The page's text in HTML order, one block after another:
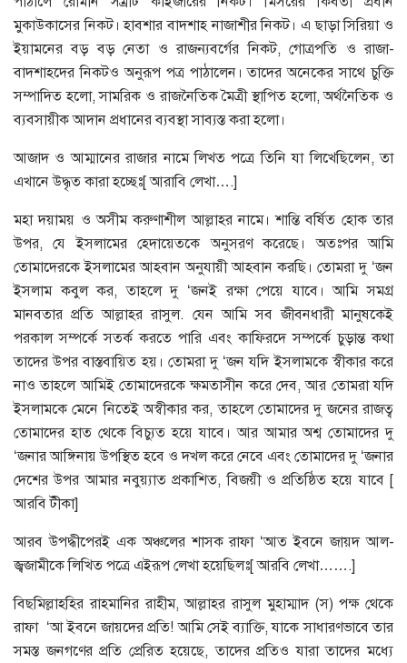
মুকাউকাসের নিকট। হাবশার বাদশাহ নাজাশীর নিকট। এ ছাড়া সিরিয়া ও
ইয়ামনের বড় বড় নেতা ও রাজন্যবর্গের নিকট, গোত্রপতি ও রাজা-
বাদশাহদের নিকটও অনুরূপ পত্র পাঠালেন। তাদের অনেকের সাথে চুক্তি
সম্পাদিত হলো, সামরিক ও রাজনৈতিক মৈত্রী স্থাপিত হলো, অর্থনৈতিক ও
ব্যবসায়ীক আদান প্রধানের ব্যবস্থা সাব্যস্ত করা হলো।
আজাদ ও আম্মানের রাজার নামে লিখত পত্রে তিনি যা লিখেছিলেন, তা
এখানে উদ্ধৃত কারা হচ্ছেঃ[ আরাবি লেখা….]
মহা দয়াময় ও অসীম করুণাশীল আল্লাহর নামে। শান্তি বর্ষিত হোক তার
উপর, যে ইসলামের হেদায়েতকে অনুসরণ করেছে। অতঃপর আমি
তোমাদেরকে ইসলামের আহবান অনুযায়ী আহবান করছি। তোমরা দু ‘জন
ইসলাম কবুল কর, তাহলে দু ‘জনই রক্ষা পেয়ে যাবে। আমি সমগ্র
মানবতার প্রতি আল্লাহর রাসুল. যেন আমি সব জীবনধারী মানুষকেই
পরকাল সম্পর্কে সতর্ক করতে পারি এবং কাফিরদে সম্পর্কে চুড়ান্ত কথা
তাদের উপর বাস্তবায়িত হয়। তোমরা দু ‘জন যদি ইসলামকে স্বীকার করে
নাও তাহলে আমিই তোমাদেরকে ক্ষমতাসীন করে দেব, আর তোমরা যদি
ইসলামকে মেনে নিতেই অস্বীকার কর, তাহলে তোমাদের দু জনের রাজত্ব
তোমাদের হাত থেকে বিচ্যুত হয়ে যাবে। আর আমার অশ্ব তোমাদের দু
‘জনার আঙ্গিনায় উপস্থিত হবে ও দখল করে নেবে এবং তোমাদের দু ‘জনার
দেশের উপর আমার নবুয়্যাত প্রকাশিত, বিজয়ী ও প্রতিষ্ঠিত হয়ে যাবে [
আরবি টীকা]
আরব উপদ্ধীপেরই এক অঞ্চলের শাসক রাফা ‘আত ইবনে জায়দ আল-
জ্বজামীকে লিখিত পত্রে এইরূপ লেখা হয়েছিলঃ[ আরবি লেখা…….]
বিছমিল্লাহহির রাহমানির রাহীম, আল্লাহর রাসুল মুহাম্মাদ (স) পক্ষ থেকে
রাফা ‘আ ইবনে জায়দের প্রতি! আমি সেই ব্যাক্তি, যাকে সাধারণভাবে তার
সমস্ত জনগণের প্রতি প্রেরিত হয়েছে, তাদের প্রতিও যারা তাদের মধ্যে